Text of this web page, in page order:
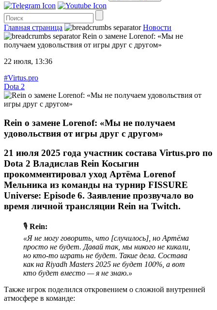
Главная страница
Новости
Rein о замене Lorenof: «Мы не
получаем удовольствия от игры друг с другом»
22 июля, 13:36
#Virtus.pro
Dota 2
Rein о замене Lorenof: «Мы не получаем
удовольствия от игры друг с другом»
21 июля 2025 года участник состава Virtus.pro по
Dota 2 Владислав Rein Косыгин
прокомментировал уход Артёма Lorenof
Мельника из команды на турнир FISSURE
Universe: Episode 6. Заявление прозвучало во
время личной трансляции Rein на Twitch.
🎙️ Rein:
«Я не могу говорить, что [случилось], но Артёма
просто не будет. Давай так, мы никого не кикали,
но кто-то играть не будет. Такие дела. Состава
как на Riyadh Masters 2025 не будет 100%, а вот
кто будет вместо — я не знаю.»
Также игрок поделился откровением о сложной внутренней
атмосфере в команде: